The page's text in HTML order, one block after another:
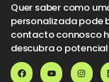
Quer saber como
personalizada pode
contacto connosco
descubra o